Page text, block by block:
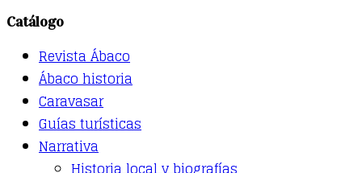
Catálogo
Revista Ábaco
Ábaco historia
Caravasar
Guías turísticas
Narrativa